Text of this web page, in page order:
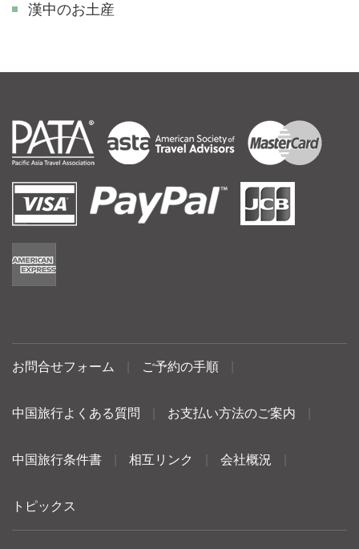
漢中のお土産
お問合せフォーム ご予約の手順
中国旅行よくある質問 お支払い方法のご案内
中国旅行条件書 相互リンク 会社概況
トピックス